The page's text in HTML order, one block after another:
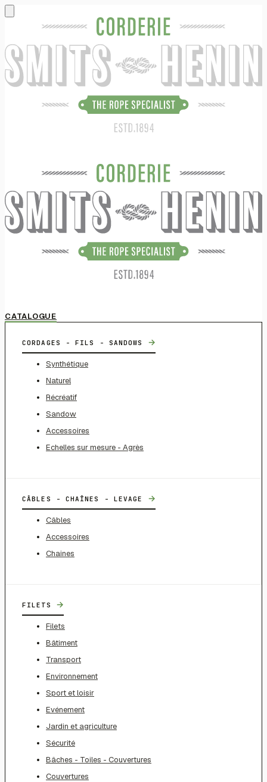
CATALOGUE
CORDAGES - FILS - SANDOWS →
Synthétique
Naturel
Récréatif
Sandow
Accessoires
Echelles sur mesure - Agrès
CÂBLES - CHAÎNES - LEVAGE →
Câbles
Accessoires
Chaines
FILETS →
Filets
Bâtiment
Transport
Environnement
Sport et loisir
Evénement
Jardin et agriculture
Sécurité
Bâches - Toiles - Couvertures
Couvertures